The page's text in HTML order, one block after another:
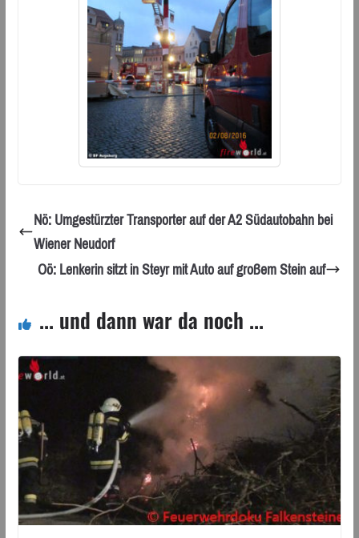
Nö: Umgestürzter Transporter auf der A2 Südautobahn bei
Wiener Neudorf
Oö: Lenkerin sitzt in Steyr mit Auto auf großem Stein auf
... und dann war da noch ...